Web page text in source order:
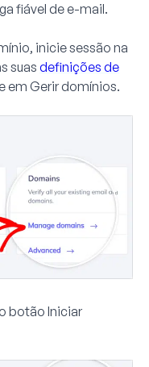
fiável de e-mail.
inicie sessão na
suas definições de
em Gerir domínios.
botão Iniciar